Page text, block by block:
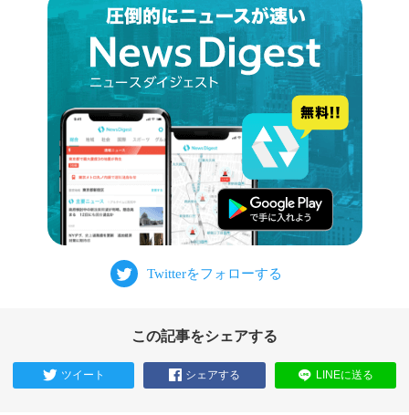
この記事をシェアする
ツイート シェアする LINEに送る